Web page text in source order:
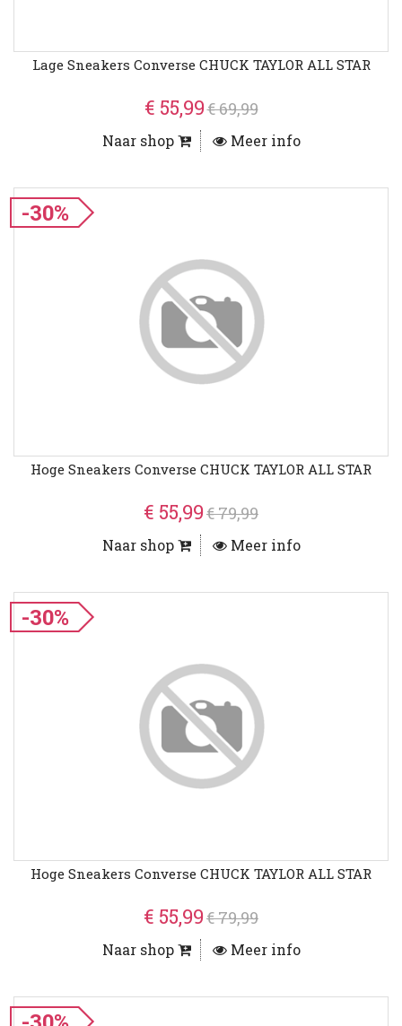
Lage Sneakers Converse CHUCK TAYLOR ALL STAR
€ 55,99€ 69,99
Naar shop Meer info
-30%
Hoge Sneakers Converse CHUCK TAYLOR ALL STAR
€ 55,99€ 79,99
Naar shop Meer info
-30%
Hoge Sneakers Converse CHUCK TAYLOR ALL STAR
€ 55,99€ 79,99
Naar shop Meer info